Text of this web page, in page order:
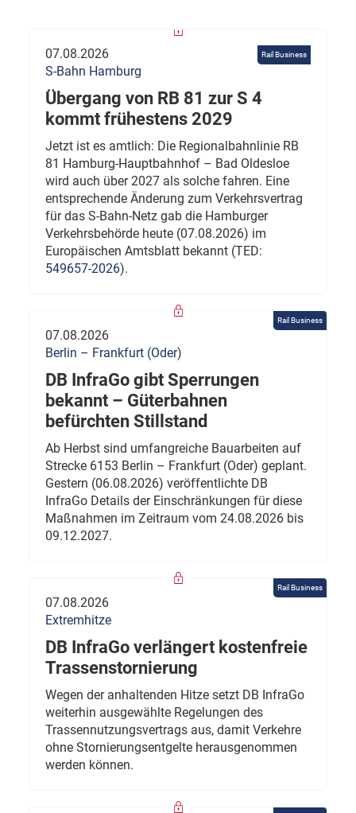
Rail Business
07.08.2026
S-Bahn Hamburg
Übergang von RB 81 zur S 4
kommt frühestens 2029
Jetzt ist es amtlich: Die Regionalbahnlinie RB
81 Hamburg-Hauptbahnhof – Bad Oldesloe
wird auch über 2027 als solche fahren. Eine
entsprechende Änderung zum Verkehrsvertrag
für das S-Bahn-Netz gab die Hamburger
Verkehrsbehörde heute (07.08.2026) im
Europäischen Amtsblatt bekannt (TED:
549657-2026).
Rail Business
07.08.2026
Berlin – Frankfurt (Oder)
DB InfraGo gibt Sperrungen
bekannt – Güterbahnen
befürchten Stillstand
Ab Herbst sind umfangreiche Bauarbeiten auf
Strecke 6153 Berlin – Frankfurt (Oder) geplant.
Gestern (06.08.2026) veröffentlichte DB
InfraGo Details der Einschränkungen für diese
Maßnahmen im Zeitraum vom 24.08.2026 bis
09.12.2027.
Rail Business
07.08.2026
Extremhitze
DB InfraGo verlängert kostenfreie
Trassenstornierung
Wegen der anhaltenden Hitze setzt DB InfraGo
weiterhin ausgewählte Regelungen des
Trassennutzungsvertrags aus, damit Verkehre
ohne Stornierungsentgelte herausgenommen
werden können.